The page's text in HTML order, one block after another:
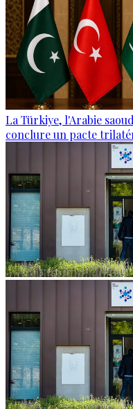
La Türkiye, l'Arabie
conclure un pacte